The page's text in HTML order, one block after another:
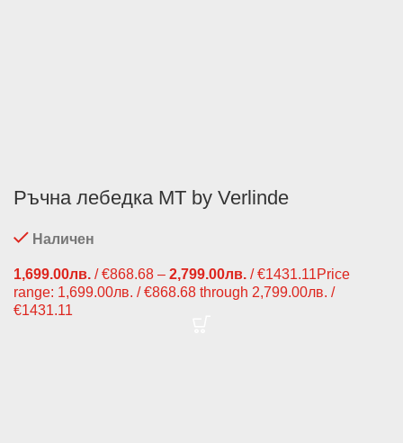
Ръчна лебедка MT by Verlinde
Наличен
1,699.00лв. / €868.68 – 2,799.00лв. / €1431.11Price
range: 1,699.00лв. / €868.68 through 2,799.00лв. /
€1431.11